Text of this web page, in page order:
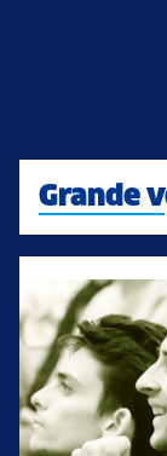
Grande